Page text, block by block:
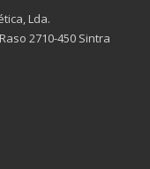
Lda.
2710-450 Sintra